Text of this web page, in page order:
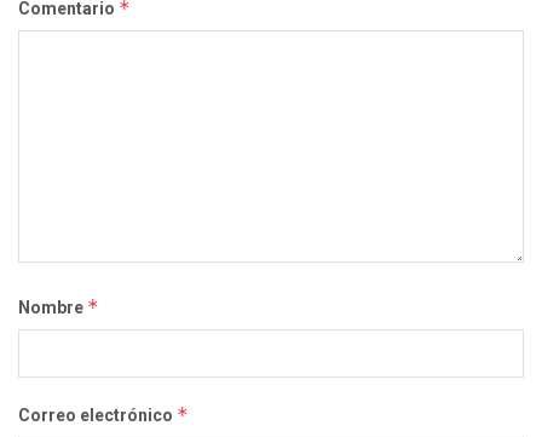
Comentario *
Nombre *
Correo electrónico *